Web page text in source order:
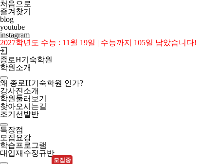
처음으로
즐겨찾기
blog
youtube
instagram
2027학년도 수능 : 11월 19일 | 수능까지 105일 남았습니다!
종로H기숙학원
학원소개
왜 종로H기숙학원 인가?
강사진소개
학원둘러보기
찾아오시는길
조기선발반
특장점
모집요강
학습프로그램
모집중
대입재수정규반